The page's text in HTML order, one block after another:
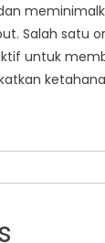
Salah satu
untuk